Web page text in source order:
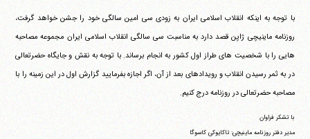
با توجه به اینکه انقلاب اسلامی ایران به زودی سی امین سالگی خود را جشن خواهد گرفت،
روزنامه ماینیچی ژاپن قصد دارد به مناسبت سی سالگی انقلاب اسلامی ایران مجموعه مصاحبه
هایی را با شخصیت های طراز اول کشور به انجام برساند. با توجه به نقش و جایگاه حضرتعالی
در به ثمر رسیدن انقلاب و رویدادهای بعد از آن، اگر اجازه بفرمایید گزارش اول در این زمینه را با
مصاحبه حضرتعالی در روزنامه درج کنیم.
با تشکر فراوان
مدیر دفتر روزنامه ماینیچی: تاکایوکی کاسوگا